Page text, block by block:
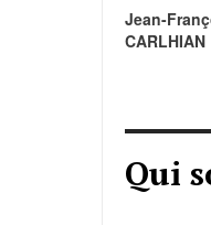
Jean-
CARLHIAN
Qui